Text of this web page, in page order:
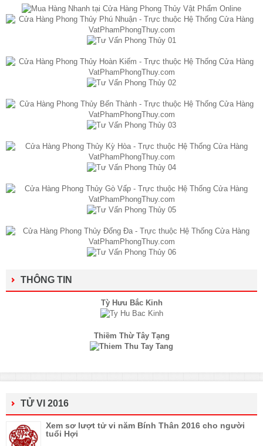
THÔNG TIN
Tỳ Hưu Bắc Kinh
Thiềm Thừ Tây Tạng
TỬ VI 2016
Xem sơ lượt tử vi năm Bính Thân 2016 cho người
tuổi Hợi